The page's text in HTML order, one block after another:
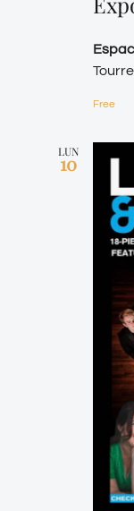
Free
LUN
10